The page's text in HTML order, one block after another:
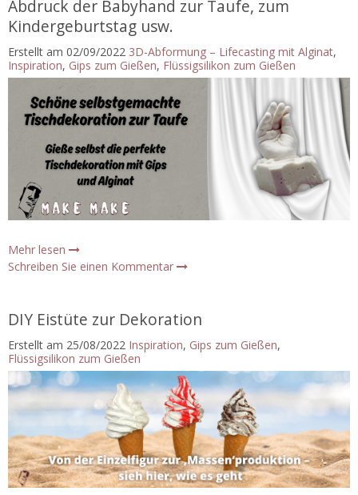
Abdruck der Babyhand zur Taufe, zum
Kindergeburtstag usw.
Erstellt am 02/09/2022 3D-Abformung – Lifecasting mit Alginat,
Inspiration, Gips zum Gießen, Flüssigsilikon zum Gießen
Mehr lesen
Schreiben Sie einen Kommentar
DIY Eistüte zur Dekoration
Erstellt am 25/08/2022 Inspiration, Gips zum Gießen,
Flüssigsilikon zum Gießen